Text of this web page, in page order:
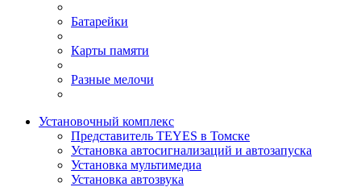
Батарейки
Карты памяти
Разные мелочи
Установочный комплекс
Представитель TEYES в Томске
Установка автосигнализаций и автозапуска
Установка мультимедиа
Установка автозвука